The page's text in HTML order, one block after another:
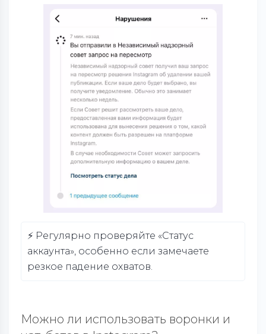
⚡️ Регулярно проверяйте «Статус
аккаунта», особенно если замечаете
резкое падение охватов.
Можно ли использовать воронки и